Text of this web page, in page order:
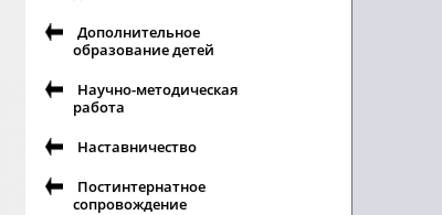
Дополнительное
образование детей
Научно-методическая
работа
Наставничество
Постинтернатное
сопровождение